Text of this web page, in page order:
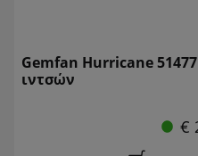
Gemfan Hurricane
ιντσών
€